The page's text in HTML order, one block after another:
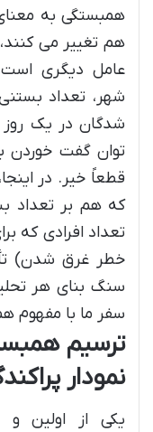
همبستگی به
هم تغییر می
عامل دیگری
شهر، تعداد
شدگان در یک
توان گفت
قطعاً خیر. در
که هم بر تعداد
تعداد افرادی که
خطر غرق شدن)
سنگ بنای هر
سفر ما با مفهوم
ترسیم
نمودار
یکی از اولین